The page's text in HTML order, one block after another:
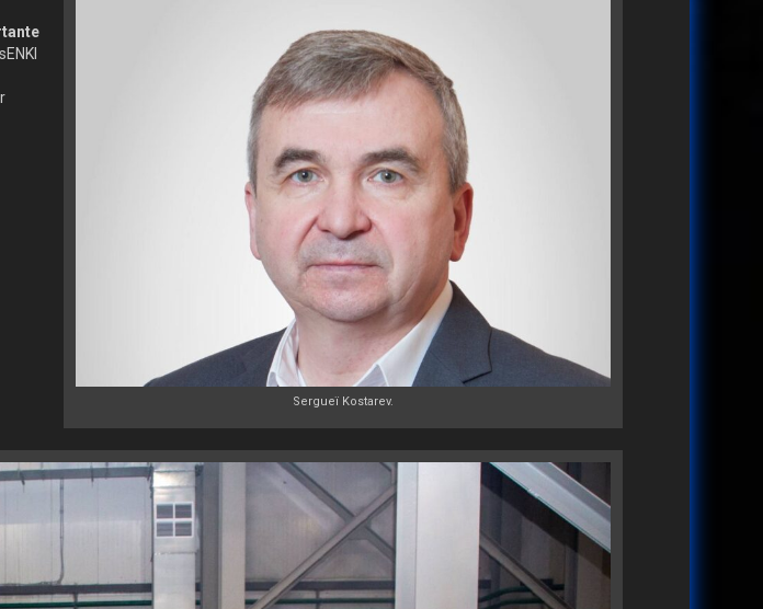
Sergueï Kostarev.